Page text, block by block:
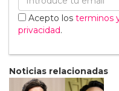
Acepto los terminos
privacidad.
Noticias relacionadas